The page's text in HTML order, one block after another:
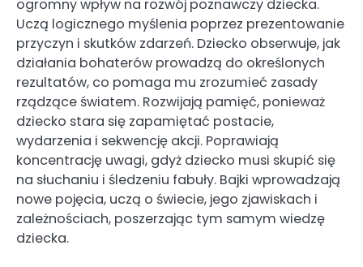
ogromny wpływ na rozwój poznawczy dziecka.
Uczą logicznego myślenia poprzez prezentowanie
przyczyn i skutków zdarzeń. Dziecko obserwuje, jak
działania bohaterów prowadzą do określonych
rezultatów, co pomaga mu zrozumieć zasady
rządzące światem. Rozwijają pamięć, ponieważ
dziecko stara się zapamiętać postacie,
wydarzenia i sekwencję akcji. Poprawiają
koncentrację uwagi, gdyż dziecko musi skupić się
na słuchaniu i śledzeniu fabuły. Bajki wprowadzają
nowe pojęcia, uczą o świecie, jego zjawiskach i
zależnościach, poszerzając tym samym wiedzę
dziecka.